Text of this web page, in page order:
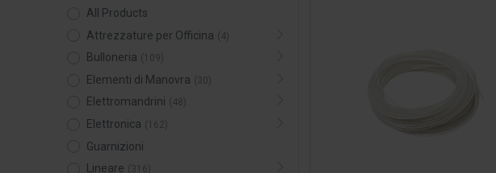
All Products
Attrezzature per Officina (4)
Bulloneria (109)
Elementi di Manovra (30)
Elettromandrini (48)
Elettronica (162)
Guarnizioni
Lineare (316)